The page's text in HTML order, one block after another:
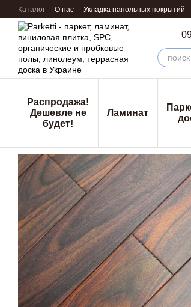
Перейти к основному контенту
Каталог О нас Укладка напольных покрытий
Распродажа!
Дешевле не
будет!
Ламинат